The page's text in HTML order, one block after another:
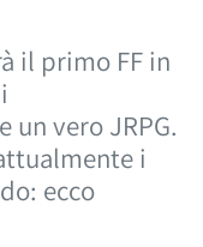
il primo FF in
vero JRPG.
i
ecco